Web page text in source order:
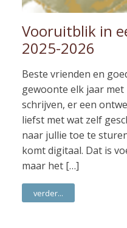
Vooruitblik in
2025-2026
Beste vrienden en
gewoonte elk jaar
schrijven, er een
liefst met wat zelf
naar jullie toe te
komt digitaal. Dat is
maar het […]
verder...